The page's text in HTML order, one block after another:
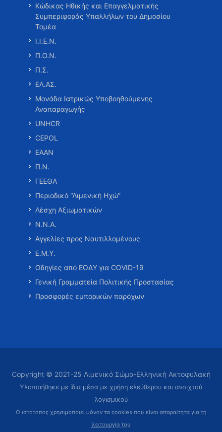
Κώδικας Ηθικής και Επαγγελματικής
Συμπεριφοράς Υπαλλήλων του Δημοσίου
Τομέα
Ι.Ι.Ε.Ν.
Π.Ο.Ν.
Π.Σ.
ΕΛ.ΑΣ.
Μονάδα Ιατρικώς Υποβοηθούμενης
Αναπαραγωγής
UNHCR
CEPOL
ΕΑΑΝ
Π.Ν.
ΓΕΕΘΑ
Περιοδικό “Λιμενική Ηχώ”
Λέσχη Αξιωματικών
Ν.Ν.Α.
Αγγελίες προς Ναυτιλλομένους
Ε.Μ.Υ.
Οδηγίες από ΕΟΔΥ για COVID-19
Γενική Γραμματεία Πολιτικής Προστασίας
Προσφορές εμπορικών παρόχων
Copyright © 2021-25 Λιμενικό Σώμα-Ελληνική Ακτοφυλακή
Υλοποιήθηκε με ίδια μέσα με χρήση ελεύθερου και ανοιχτού
λογισμικού
Ο ιστότοπος χρησιμοποιεί μόνον τα cookies που είναι απαραίτητα για τη
λειτουργία του